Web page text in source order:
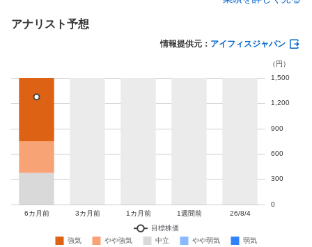
アナリスト予想
情報提供元： アイフィスジャパン